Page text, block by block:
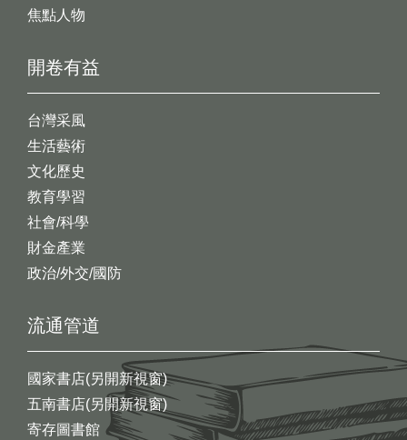
開卷有益
台灣采風
生活藝術
文化歷史
教育學習
社會/科學
財金產業
政治/外交/國防
焦點人物
流通管道
國家書店(另開新視窗)
五南書店(另開新視窗)
寄存圖書館